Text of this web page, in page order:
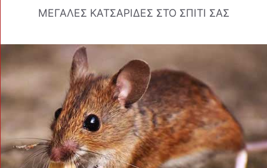
ΜΕΓΑΛΕΣ ΚΑΤΣΑΡΙΔΕΣ ΣΤΟ ΣΠΙΤΙ ΣΑΣ